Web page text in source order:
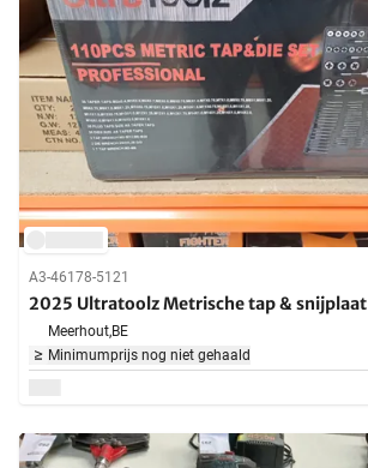
A3-46178-5121
2025 Ultratoolz Metrische tap & snijplaat
Meerhout,BE
Minimumprijs nog niet gehaald